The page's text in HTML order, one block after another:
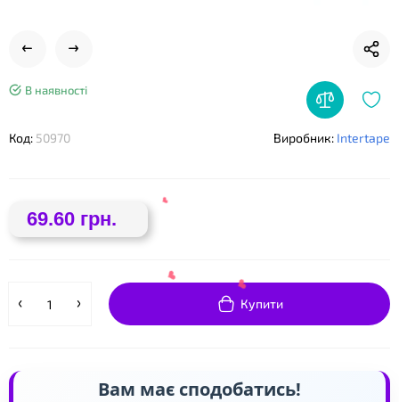
В наявності
Код: 50970 Виробник: Intertape
69.60 грн.
Купити
Вам має сподобатись!
❤